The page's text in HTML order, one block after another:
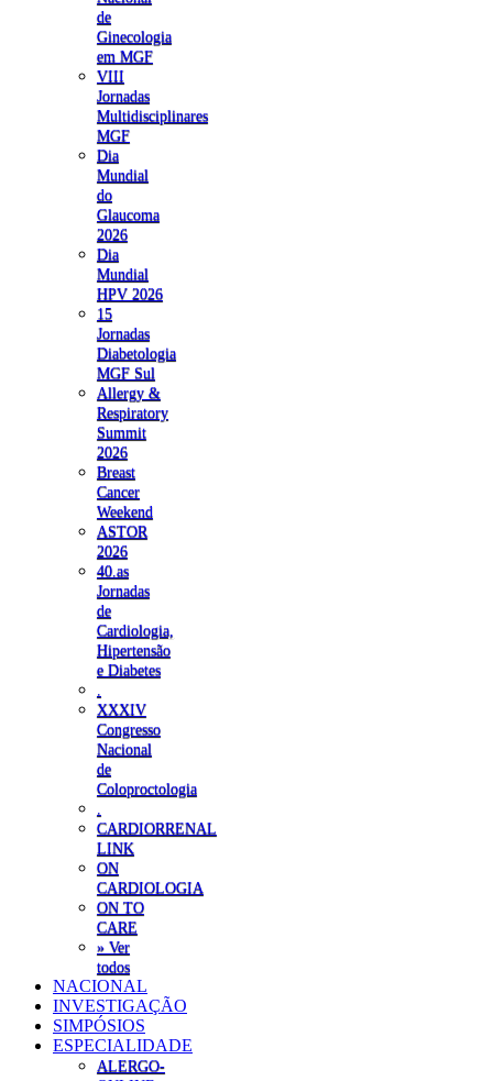
de
Ginecologia
em MGF
VIII
Jornadas
Multidisciplinares
MGF
Dia
Mundial
do
Glaucoma
2026
Dia
Mundial
HPV 2026
15
Jornadas
Diabetologia
MGF Sul
Allergy &
Respiratory
Summit
2026
Breast
Cancer
Weekend
ASTOR
2026
40.as
Jornadas
de
Cardiologia,
Hipertensão
e Diabetes
XXXIV
Congresso
Nacional
de
Coloproctologia
CARDIORRENAL
LINK
ON
CARDIOLOGIA
ON TO
CARE
» Ver
todos
NACIONAL
INVESTIGAÇÃO
SIMPÓSIOS
ESPECIALIDADE
ALERGO-